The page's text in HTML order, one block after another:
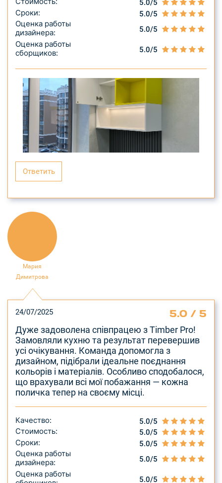
5.0/5
Сроки: 5.0/5
Оценка работы
дизайнера:
5.0/5
Оценка работы
сборщиков:
5.0/5
Ответить
Мария
Димитрова
24/07/2025 5.0 / 5
Дуже задоволена співпрацею з Timber Pro!
Замовляли кухню та результат перевершив
усі очікування. Команда допомогла з
дизайном, підібрали ідеальне поєднання
кольорів і матеріалів. Особливо сподобалося,
що врахували всі мої побажання — кожна
поличка тепер на своєму місці.
Качество: 5.0/5
Стоимость: 5.0/5
Сроки: 5.0/5
Оценка работы
дизайнера:
5.0/5
Оценка работы
5.0/5